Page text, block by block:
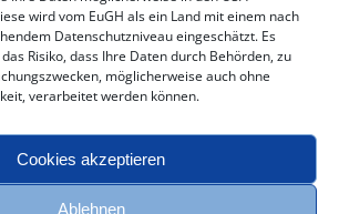
wird vom EuGH als ein Land mit einem nach
Datenschutzniveau eingeschätzt. Es
Risiko, dass Ihre Daten durch Behörden, zu
möglicherweise auch ohne
verarbeitet werden können.
Cookies akzeptieren
Ablehnen
Facebook
E-
Mail
oliver_b